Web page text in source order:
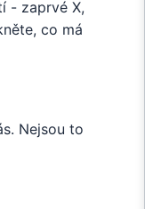
- zaprvé X,
co má
Nejsou to